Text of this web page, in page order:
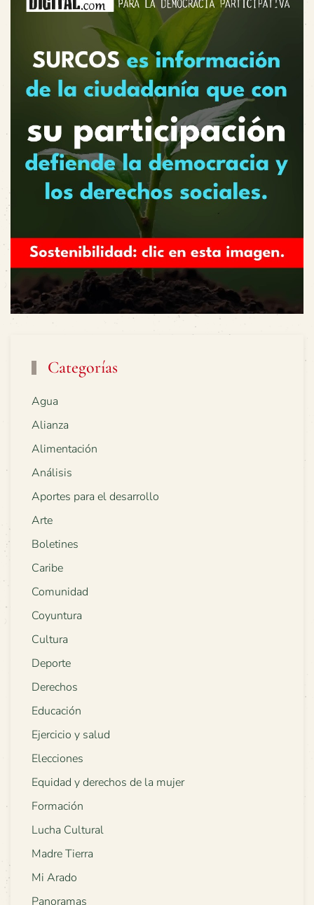
Categorías
Agua
Alianza
Alimentación
Análisis
Aportes para el desarrollo
Arte
Boletines
Caribe
Comunidad
Coyuntura
Cultura
Deporte
Derechos
Educación
Ejercicio y salud
Elecciones
Equidad y derechos de la mujer
Formación
Lucha Cultural
Madre Tierra
Mi Arado
Panoramas